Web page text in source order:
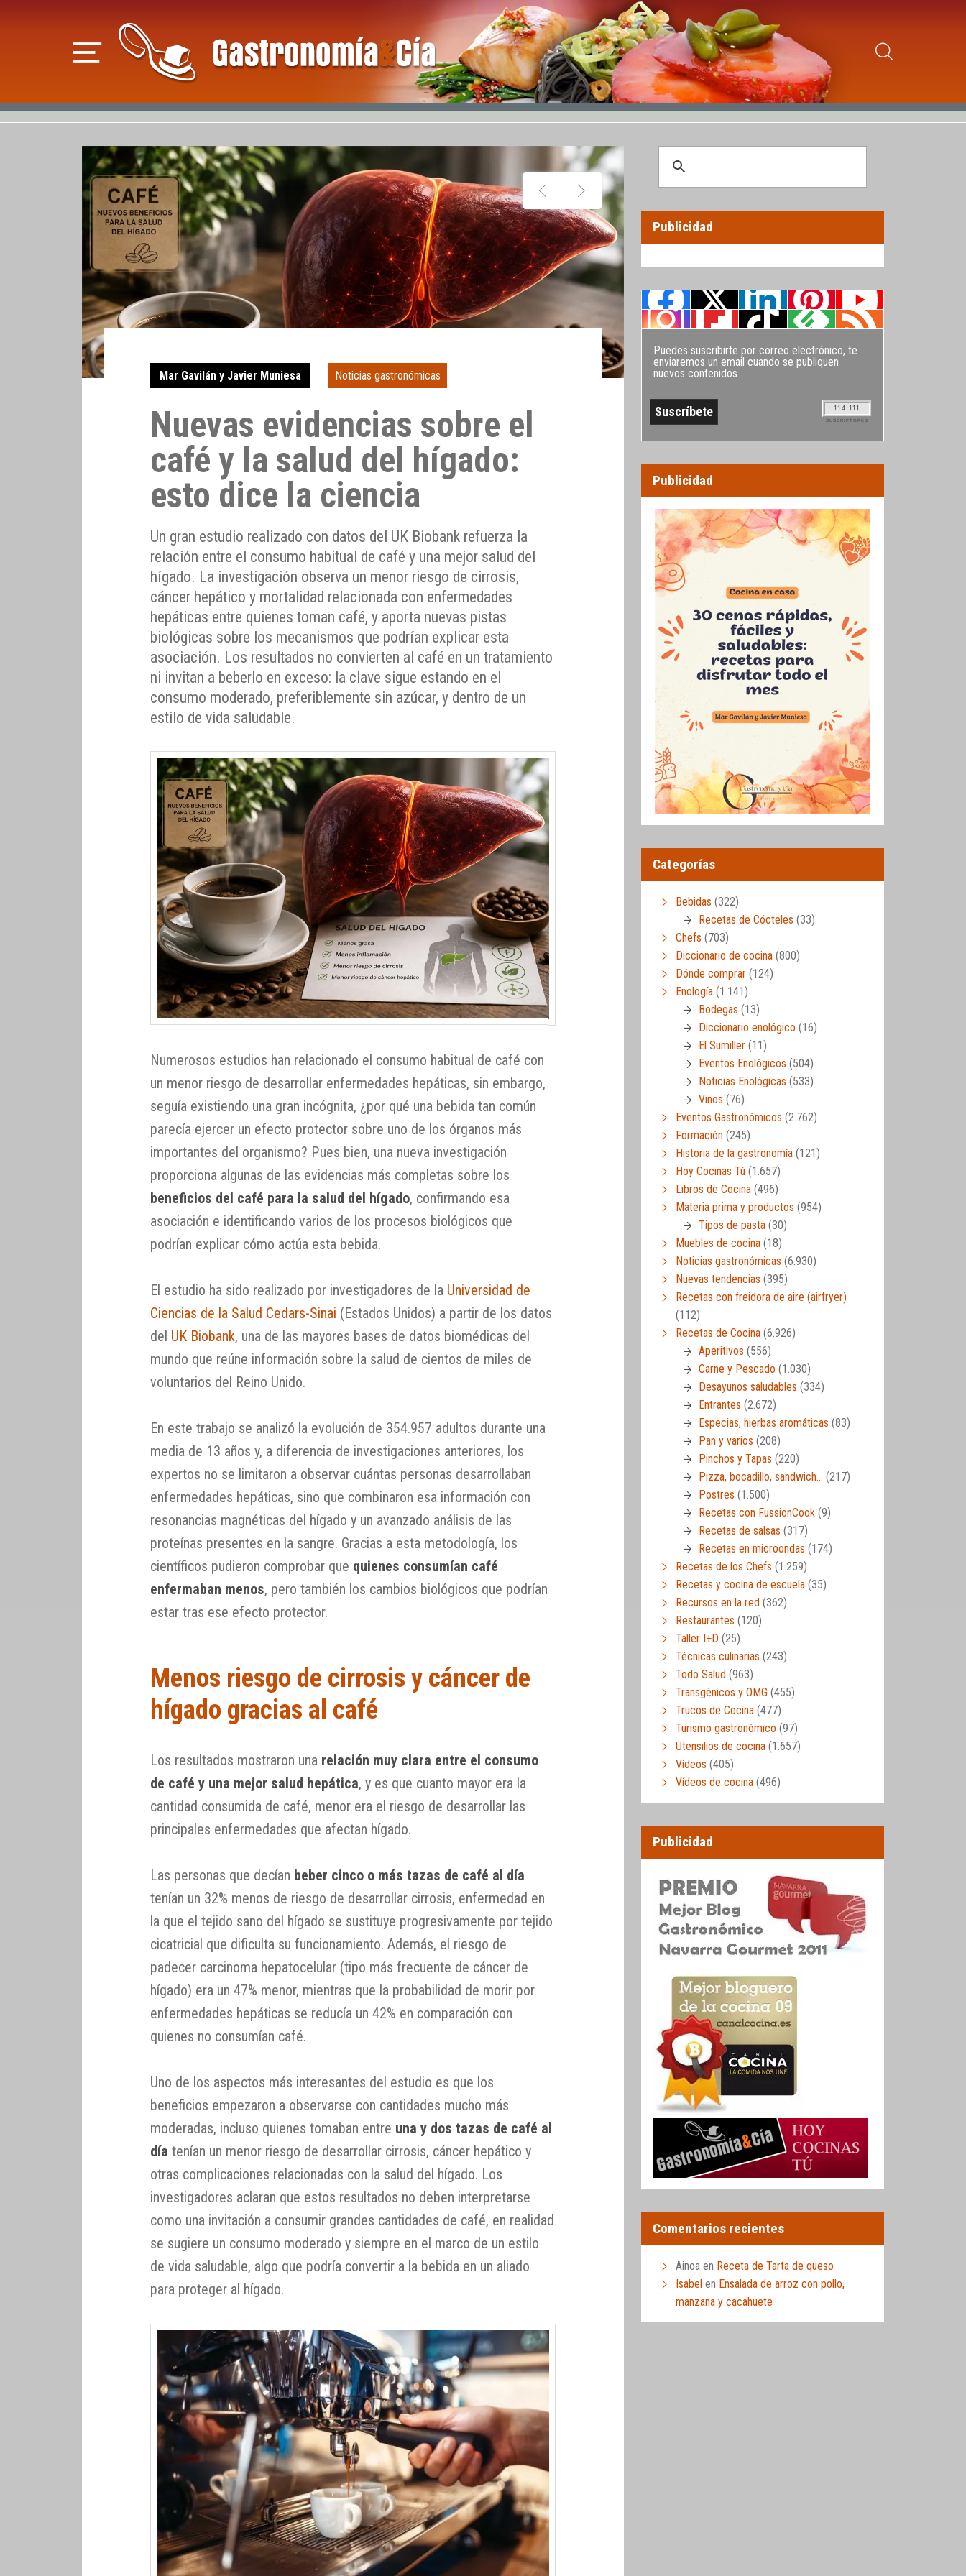
Mar Gavilán y Javier Muniesa Noticias gastronómicas
Nuevas evidencias sobre el
café y la salud del hígado:
esto dice la ciencia
Un gran estudio realizado con datos del UK Biobank refuerza la
relación entre el consumo habitual de café y una mejor salud del
hígado. La investigación observa un menor riesgo de cirrosis,
cáncer hepático y mortalidad relacionada con enfermedades
hepáticas entre quienes toman café, y aporta nuevas pistas
biológicas sobre los mecanismos que podrían explicar esta
asociación. Los resultados no convierten al café en un tratamiento
ni invitan a beberlo en exceso: la clave sigue estando en el
consumo moderado, preferiblemente sin azúcar, y dentro de un
estilo de vida saludable.
Numerosos estudios han relacionado el consumo habitual de café con
un menor riesgo de desarrollar enfermedades hepáticas, sin embargo,
seguía existiendo una gran incógnita, ¿por qué una bebida tan común
parecía ejercer un efecto protector sobre uno de los órganos más
importantes del organismo? Pues bien, una nueva investigación
proporciona algunas de las evidencias más completas sobre los
beneficios del café para la salud del hígado, confirmando esa
asociación e identificando varios de los procesos biológicos que
podrían explicar cómo actúa esta bebida.
El estudio ha sido realizado por investigadores de la Universidad de
Ciencias de la Salud Cedars-Sinai (Estados Unidos) a partir de los datos
del UK Biobank, una de las mayores bases de datos biomédicas del
mundo que reúne información sobre la salud de cientos de miles de
voluntarios del Reino Unido.
En este trabajo se analizó la evolución de 354.957 adultos durante una
media de 13 años y, a diferencia de investigaciones anteriores, los
expertos no se limitaron a observar cuántas personas desarrollaban
enfermedades hepáticas, sino que combinaron esa información con
resonancias magnéticas del hígado y un avanzado análisis de las
proteínas presentes en la sangre. Gracias a esta metodología, los
científicos pudieron comprobar que quienes consumían café
enfermaban menos, pero también los cambios biológicos que podrían
estar tras ese efecto protector.
Menos riesgo de cirrosis y cáncer de
hígado gracias al café
Los resultados mostraron una relación muy clara entre el consumo
de café y una mejor salud hepática, y es que cuanto mayor era la
cantidad consumida de café, menor era el riesgo de desarrollar las
principales enfermedades que afectan hígado.
Las personas que decían beber cinco o más tazas de café al día
tenían un 32% menos de riesgo de desarrollar cirrosis, enfermedad en
la que el tejido sano del hígado se sustituye progresivamente por tejido
cicatricial que dificulta su funcionamiento. Además, el riesgo de
padecer carcinoma hepatocelular (tipo más frecuente de cáncer de
hígado) era un 47% menor, mientras que la probabilidad de morir por
enfermedades hepáticas se reducía un 42% en comparación con
quienes no consumían café.
Uno de los aspectos más interesantes del estudio es que los
beneficios empezaron a observarse con cantidades mucho más
moderadas, incluso quienes tomaban entre una y dos tazas de café al
día tenían un menor riesgo de desarrollar cirrosis, cáncer hepático y
otras complicaciones relacionadas con la salud del hígado. Los
investigadores aclaran que estos resultados no deben interpretarse
como una invitación a consumir grandes cantidades de café, en realidad
se sugiere un consumo moderado y siempre en el marco de un estilo
de vida saludable, algo que podría convertir a la bebida en un aliado
para proteger al hígado.
Publicidad
Puedes suscribirte por correo electrónico, te
enviaremos un email cuando se publiquen
nuevos contenidos
114.111
SUSCRIPTORES
Publicidad
Categorías
Bebidas (322)
Recetas de Cócteles (33)
Chefs (703)
Diccionario de cocina (800)
Dónde comprar (124)
Enología (1.141)
Bodegas (13)
Diccionario enológico (16)
El Sumiller (11)
Eventos Enológicos (504)
Noticias Enológicas (533)
Vinos (76)
Eventos Gastronómicos (2.762)
Formación (245)
Historia de la gastronomía (121)
Hoy Cocinas Tú (1.657)
Libros de Cocina (496)
Materia prima y productos (954)
Tipos de pasta (30)
Muebles de cocina (18)
Noticias gastronómicas (6.930)
Nuevas tendencias (395)
Recetas con freidora de aire (airfryer)
(112)
Recetas de Cocina (6.926)
Aperitivos (556)
Carne y Pescado (1.030)
Desayunos saludables (334)
Entrantes (2.672)
Especias, hierbas aromáticas (83)
Pan y varios (208)
Pinchos y Tapas (220)
Pizza, bocadillo, sandwich… (217)
Postres (1.500)
Recetas con FussionCook (9)
Recetas de salsas (317)
Recetas en microondas (174)
Recetas de los Chefs (1.259)
Recetas y cocina de escuela (35)
Recursos en la red (362)
Restaurantes (120)
Taller I+D (25)
Técnicas culinarias (243)
Todo Salud (963)
Transgénicos y OMG (455)
Trucos de Cocina (477)
Turismo gastronómico (97)
Utensilios de cocina (1.657)
Vídeos (405)
Vídeos de cocina (496)
Publicidad
Comentarios recientes
Ainoa en Receta de Tarta de queso
Isabel en Ensalada de arroz con pollo,
manzana y cacahuete